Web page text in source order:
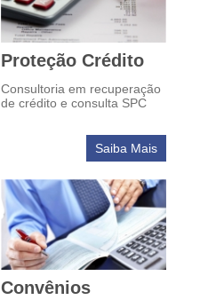
Proteção Crédito
Consultoria em recuperação
de crédito e consulta SPC
Saiba Mais
Convênios